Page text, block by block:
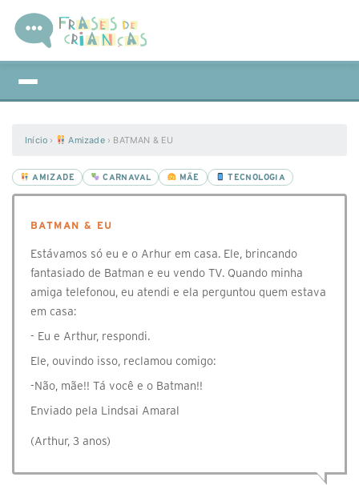
Início › Amizade › BATMAN & EU
AMIZADE CARNAVAL MÃE TECNOLOGIA
BATMAN & EU
Estávamos só eu e o Arhur em casa. Ele, brincando
fantasiado de Batman e eu vendo TV. Quando minha
amiga telefonou, eu atendi e ela perguntou quem estava
em casa:
- Eu e Arthur, respondi.
Ele, ouvindo isso, reclamou comigo:
-Não, mãe!! Tá você e o Batman!!
Enviado pela Lindsai Amaral
(Arthur, 3 anos)